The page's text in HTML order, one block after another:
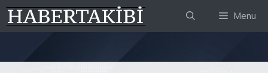
İçeriğe
atla
Menu